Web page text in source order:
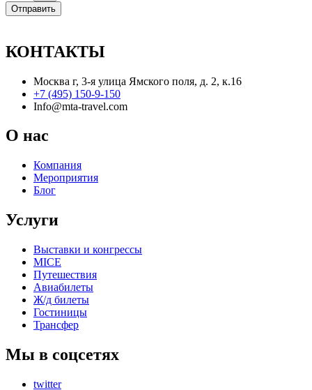
Отправить
КОНТАКТЫ
Москва г, 3-я улица Ямского поля, д. 2, к.16
+7 (495) 150-9-150
Info@mta-travel.com
О нас
Компания
Мероприятия
Блог
Услуги
Выставки и конгрессы
MICE
Путешествия
Авиабилеты
Ж/д билеты
Гостиницы
Трансфер
Мы в соцсетях
twitter